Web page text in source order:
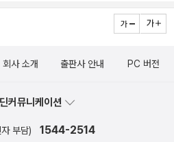
회사 소개 출판사 안내 PC 버전
커뮤니케이션
부담) 1544-2514